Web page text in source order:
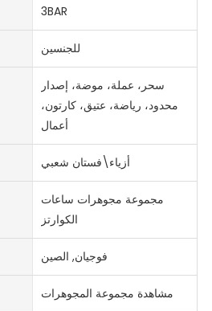
3BAR
للجنسين
سحر، عملة، موضة، إصدار
محدود، رياضة، عتيق، كارتون،
أعمال
أزياء\فستان شعبي
مجموعة مجوهرات ساعات
الكوارتز
فوجيان, الصين
مشاهدة مجموعة المجوهرات